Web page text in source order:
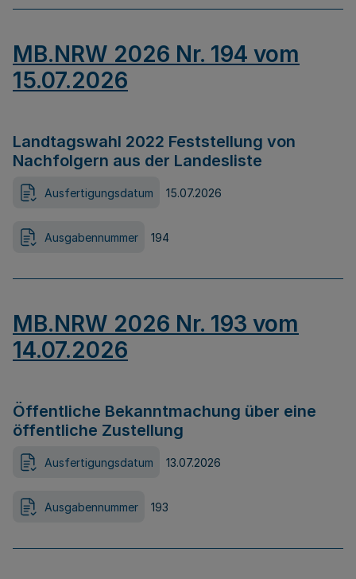
MB.NRW 2026 Nr. 194 vom
15.07.2026
Landtagswahl 2022 Feststellung von
Nachfolgern aus der Landesliste
Ausfertigungsdatum 15.07.2026
Ausgabennummer 194
MB.NRW 2026 Nr. 193 vom
14.07.2026
Öffentliche Bekanntmachung über eine
öffentliche Zustellung
Ausfertigungsdatum 13.07.2026
Ausgabennummer 193